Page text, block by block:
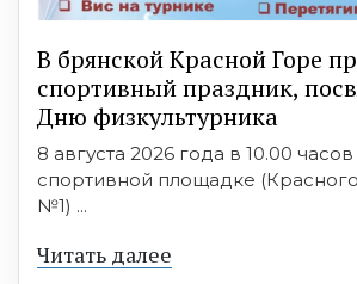
В брянской Красной Горе
спортивный праздник,
Дню физкультурника
8 августа 2026 года в 10.00
спортивной площадке
№1) ...
Читать далее